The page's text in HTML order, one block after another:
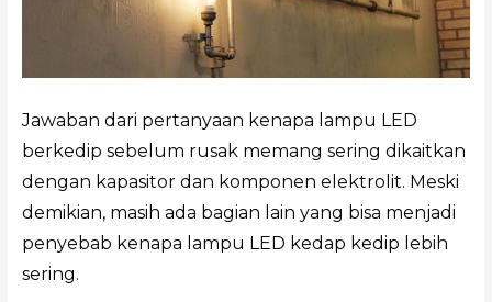
Jawaban dari pertanyaan kenapa lampu LED
berkedip sebelum rusak memang sering dikaitkan
dengan kapasitor dan komponen elektrolit. Meski
demikian, masih ada bagian lain yang bisa menjadi
penyebab kenapa lampu LED kedap kedip lebih
sering.